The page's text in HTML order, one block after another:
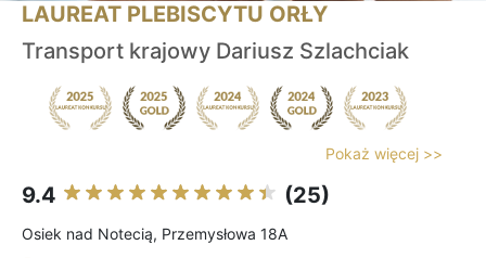
LAUREAT PLEBISCYTU ORŁY
Transport krajowy Dariusz Szlachciak
Pokaż więcej >>
9.4 (25)
Osiek nad Notecią, Przemysłowa 18A